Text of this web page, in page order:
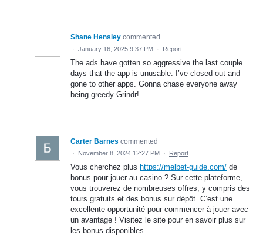
Shane Hensley commented
· January 16, 2025 9:37 PM · Report
The ads have gotten so aggressive the last couple
days that the app is unusable. I’ve closed out and
gone to other apps. Gonna chase everyone away
being greedy Grindr!
Carter Barnes commented
· November 8, 2024 12:27 PM · Report
Vous cherchez plus https://melbet-guide.com/ de
bonus pour jouer au casino ? Sur cette plateforme,
vous trouverez de nombreuses offres, y compris des
tours gratuits et des bonus sur dépôt. C’est une
excellente opportunité pour commencer à jouer avec
un avantage ! Visitez le site pour en savoir plus sur
les bonus disponibles.